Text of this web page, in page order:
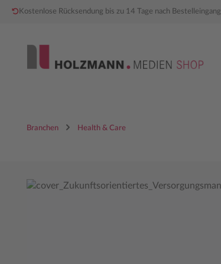
Kostenlose Rücksendung bis zu 14 Tage nach Bestelleingang
Branchen Health & Care
Bildergalerie überspringen